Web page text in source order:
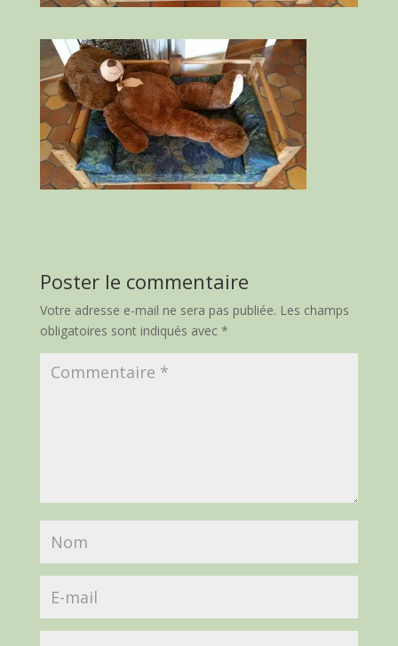
Poster le commentaire
Votre adresse e-mail ne sera pas publiée. Les champs
obligatoires sont indiqués avec *